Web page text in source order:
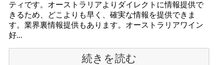
ティです。オーストラリアよりダイレクトに情報提供で
きるため、どこよりも早く、確実な情報を提供できま
す。業界裏情報提供もあります。オーストラリアワイン
好...
続きを読む